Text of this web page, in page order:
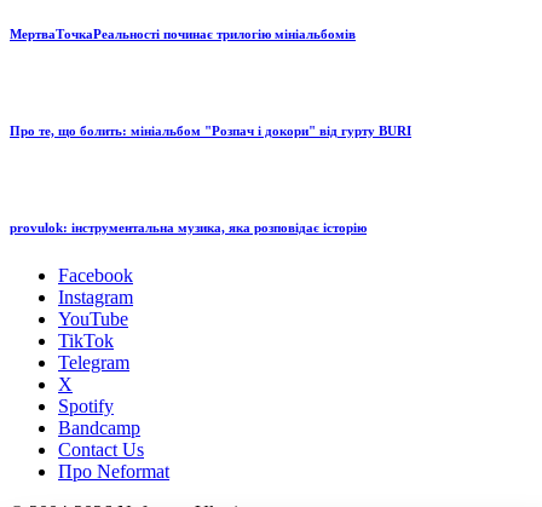
МертваТочкаРеальності починає трилогію мініальбомів
Про те, що болить: мініальбом "Розпач і докори" від гурту BURI
provulok: інструментальна музика, яка розповідає історію
Facebook
Instagram
YouTube
TikTok
Telegram
X
Spotify
Bandcamp
Contact Us
Про Neformat